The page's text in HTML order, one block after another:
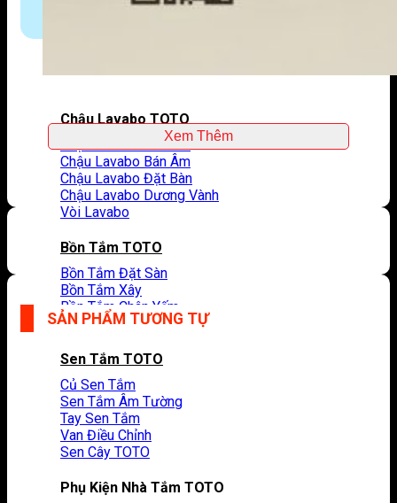
Chậu Lavabo TOTO
Chậu Lavabo Âm Bàn
Chậu Lavabo Bán Âm
Chậu Lavabo Đặt Bàn
Chậu Lavabo Dương Vành
Vòi Lavabo
Bồn Tắm TOTO
Bồn Tắm Đặt Sàn
Bồn Tắm Xây
Bồn Tắm Chân Yếm
Vòi Bồn Tắm
Sen Tắm TOTO
Củ Sen Tắm
Sen Tắm Âm Tường
Tay Sen Tắm
Van Điều Chỉnh
Sen Cây TOTO
Phụ Kiện Nhà Tắm TOTO
Xem Thêm
SẢN PHẨM TƯƠNG TỰ